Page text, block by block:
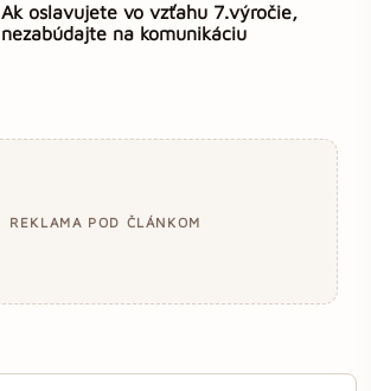
Ak oslavujete vo vzťahu 7.výročie,
nezabúdajte na komunikáciu
REKLAMA POD ČLÁNKOM